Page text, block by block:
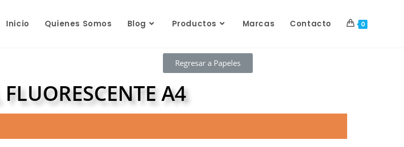
Inicio Quienes Somos Blog Productos Marcas Contacto 0
Regresar a Papeles
A4